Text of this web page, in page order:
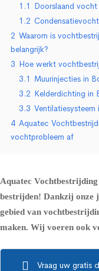
1.1 Doorslaand
1.2
2 Waarom is
belangrijk?
3 Hoe werkt
3.1 Muurinjecties in
3.2 Kelderdichting in
3.3 Ventilatiesysteem
4 Aquatec
vochtprobleem af
Aquatec
bestrijden! Dankzij onze
gebied van
maken. Wij voeren ook
Vraag uw gratis